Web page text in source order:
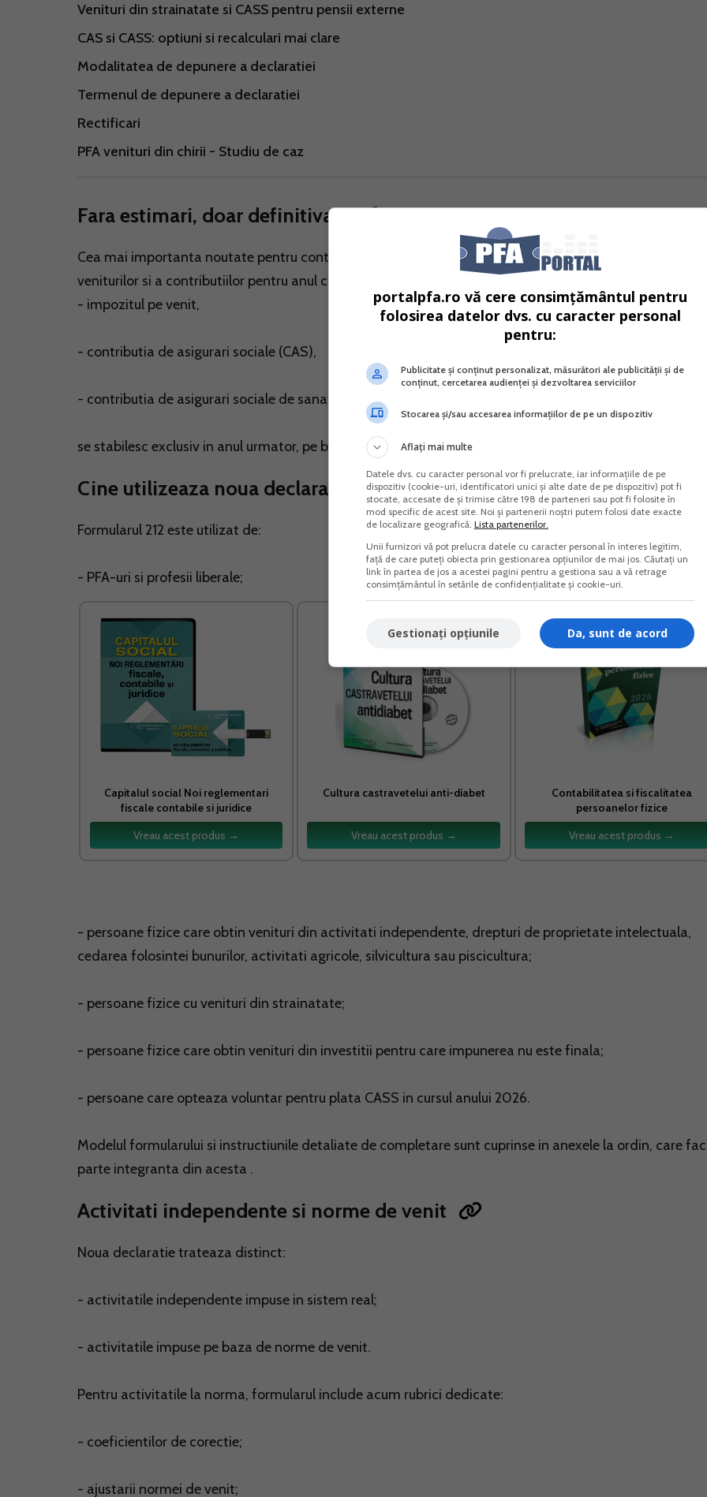
Venituri din strainatate si CASS pentru pensii externe
CAS si CASS: optiuni si recalculari mai clare
Modalitatea de depunere a declaratiei
Termenul de depunere a declaratiei
Rectificari
PFA venituri din chirii - Studiu de caz
Fara estimari, doar definitivari
Cea mai importanta noutate pentru contribuabili este eliminarea completa a obligatiei de estimare a
veniturilor si a contributiilor pentru anul curent. Incepand cu veniturile aferente anului 2025:
- impozitul pe venit,
- contributia de asigurari sociale (CAS),
- contributia de asigurari sociale de sanatate (CASS)
se stabilesc exclusiv in anul urmator, pe baza veniturilor efectiv realizate.
Cine utilizeaza noua declaratie unica
Formularul 212 este utilizat de:
- PFA-uri si profesii liberale;
Capitalul social Noi reglementari
fiscale contabile si juridice
Vreau acest produs →
Cultura castravetelui anti-diabet
Vreau acest produs →
Contabilitatea si fiscalitatea
persoanelor fizice
Vreau acest produs →
- persoane fizice care obtin venituri din activitati independente, drepturi de proprietate intelectuala,
cedarea folosintei bunurilor, activitati agricole, silvicultura sau piscicultura;
- persoane fizice cu venituri din strainatate;
- persoane fizice care obtin venituri din investitii pentru care impunerea nu este finala;
- persoane care opteaza voluntar pentru plata CASS in cursul anului 2026.
Modelul formularului si instructiunile detaliate de completare sunt cuprinse in anexele la ordin, care fac
parte integranta din acesta .
Activitati independente si norme de venit
Noua declaratie trateaza distinct:
- activitatile independente impuse in sistem real;
- activitatile impuse pe baza de norme de venit.
Pentru activitatile la norma, formularul include acum rubrici dedicate:
- coeficientilor de corectie;
- ajustarii normei de venit;
portalpfa.ro vă cere consimțământul pentru
folosirea datelor dvs. cu caracter personal
pentru:
Publicitate și conținut personalizat, măsurători ale publicității și de
conținut, cercetarea audienței și dezvoltarea serviciilor
Stocarea și/sau accesarea informațiilor de pe un dispozitiv
Aflați mai multe
Datele dvs. cu caracter personal vor fi prelucrate, iar informațiile de pe
dispozitiv (cookie-uri, identificatori unici și alte date de pe dispozitiv) pot fi
stocate, accesate de și trimise către 198 de parteneri sau pot fi folosite în
mod specific de acest site. Noi și partenerii noștri putem folosi date exacte
de localizare geografică. Lista partenerilor.
Unii furnizori vă pot prelucra datele cu caracter personal în interes legitim,
față de care puteți obiecta prin gestionarea opțiunilor de mai jos. Căutați un
link în partea de jos a acestei pagini pentru a gestiona sau a vă retrage
consimțământul în setările de confidențialitate și cookie-uri.
Da, sunt de acord
Gestionați opțiunile